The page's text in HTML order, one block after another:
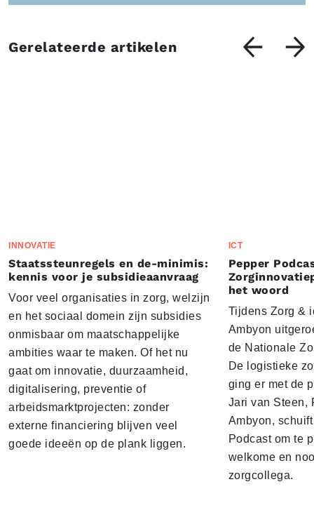
Gerelateerde artikelen
INNOVATIE
Staatssteunregels en de-minimis:
kennis voor je subsidieaanvraag
Voor veel organisaties in zorg, welzijn
en het sociaal domein zijn subsidies
onmisbaar om maatschappelijke
ambities waar te maken. Of het nu
gaat om innovatie, duurzaamheid,
digitalisering, preventie of
arbeidsmarktprojecten: zonder
externe financiering blijven veel
goede ideeën op de plank liggen.
ICT
Pepper
het woord
Tijdens Zorg &
Ambyon
de Nationale
De logistieke
ging er met de
Jari van Steen,
Ambyon,
Podcast om te
welkome en
zorgcollega.